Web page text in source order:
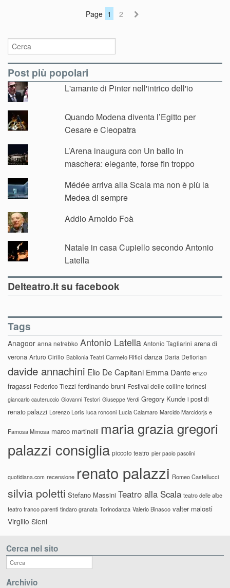
Page 1 2
Post più popolari
L'amante di Pinter nell'intrico dell'io
Quando Modena diventa l’Egitto per
Cesare e Cleopatra
L’Arena inaugura con Un ballo in
maschera: elegante, forse fin troppo
Médée arriva alla Scala ma non è più la
Medea di sempre
Addio Arnoldo Foà
Natale in casa Cupiello secondo Antonio
Latella
Delteatro.it su facebook
Tags
Anagoor anna netrebko Antonio Latella Antonio Tagliarini arena di
verona Arturo Cirillo Babilonia Teatri Carmelo Rifici danza Daria Deflorian
davide annachini Elio De Capitani Emma Dante enzo
fragassi Federico Tiezzi ferdinando bruni Festival delle colline torinesi
giancarlo cauteruccio Giovanni Testori Giuseppe Verdi Gregory Kunde i post di
renato palazzi Lorenzo Loris luca ronconi Lucia Calamaro Marcido Marcidorjs e
Famosa Mimosa marco martinelli maria grazia gregori
palazzi consiglia piccolo teatro pier paolo pasolini
quotidiana.com recensione renato palazzi Romeo Castellucci
silvia poletti Stefano Massini Teatro alla Scala teatro delle albe
teatro franco parenti tindaro granata Torinodanza Valerio Binasco valter malosti
Virgilio Sieni
Cerca nel sito
Archivio